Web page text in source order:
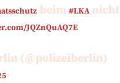
beim #LKAnicht
JQZnQuAQ7E
(@polizeiberlin)